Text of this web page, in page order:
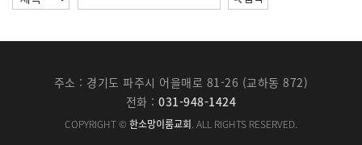
주소 : 경기도 파주시 어을매로 81-26 (교하동 872)
전화 :031-948-1424
COPYRIGHT © 한소망이룸교회. ALL RIGHTS RESERVED.